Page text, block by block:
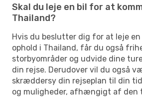
Skal du leje en bil for at
Thailand?
Hvis du beslutter dig for at leje
ophold i Thailand, får du også
storbyområder og udvide dine
din rejse. Derudover vil du også
skræddersy din rejseplan til din
og muligheder, afhængigt af den